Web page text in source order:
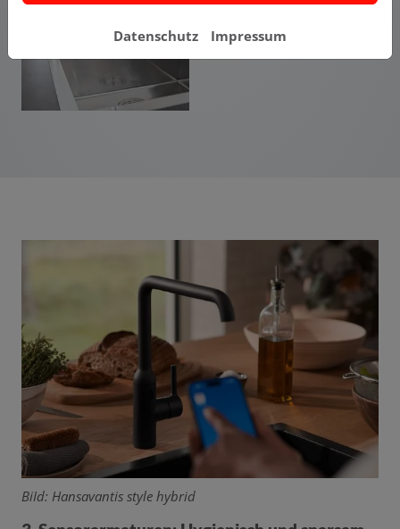
BiId: Hansavantis style hybrid
Datenschutz Impressum